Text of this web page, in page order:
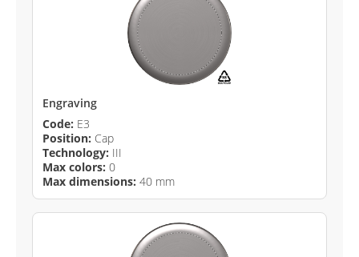
Engraving
Code: E3
Position: Cap
Technology: III
Max colors: 0
Max dimensions: 40 mm